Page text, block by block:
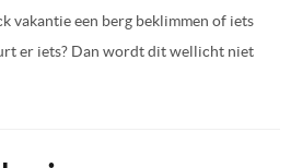
vakantie een berg beklimmen of iets
er iets? Dan wordt dit wellicht niet